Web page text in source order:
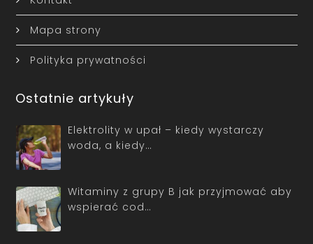
Mapa strony
Polityka prywatności
Ostatnie artykuły
Elektrolity w upał – kiedy wystarczy
woda, a kiedy…
Witaminy z grupy B jak przyjmować aby
wspierać cod…